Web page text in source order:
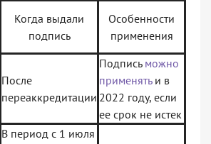
Когда выдали
подпись
Особенности
применения
После
переаккредитации
Подпись можно
применятьи в
2022 году, если
ее срок не истек
В период с 1 июля